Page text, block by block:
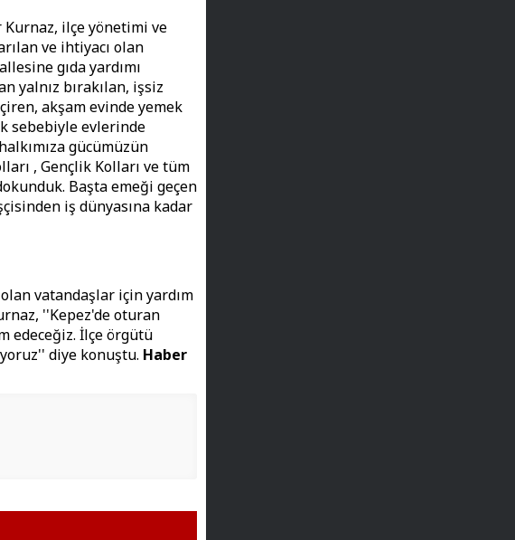
Kurnaz, ilçe yönetimi ve
ve ihtiyacı olan
gıda yardımı
yalnız bırakılan, işsiz
akşam evinde yemek
sebebiyle evlerinde
gücümüzün
, Gençlik Kolları ve tüm
Başta emeği geçen
iş dünyasına kadar
vatandaşlar için yardım
''Kepez'de oturan
edeceğiz. İlçe örgütü
diye konuştu. Haber